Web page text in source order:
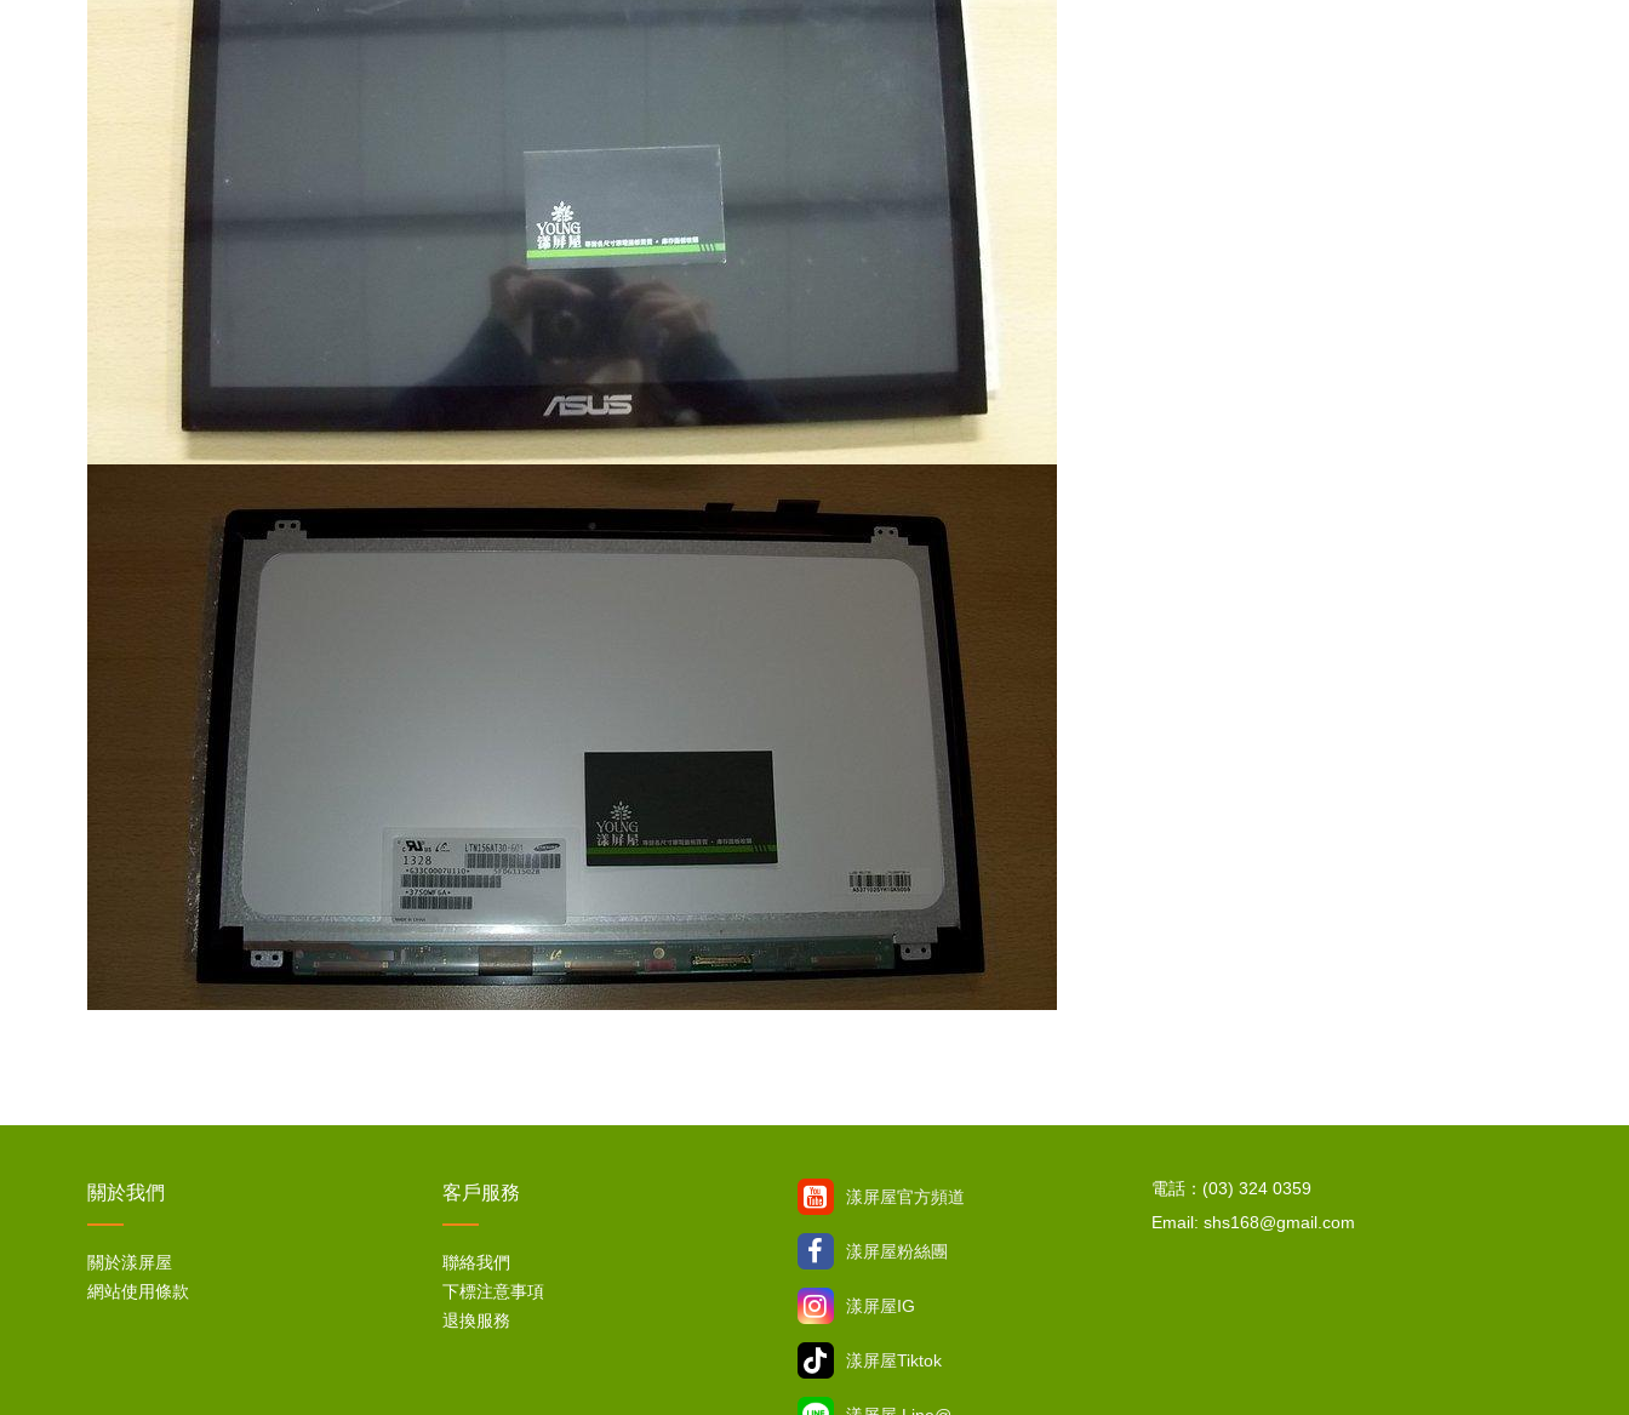
關於我們
關於漾屏屋
網站使用條款
客戶服務
聯絡我們
下標注意事項
退換服務
漾屏屋官方頻道
漾屏屋粉絲團
漾屏屋IG
漾屏屋Tiktok
電話：(03) 324 0359
Email: shs168@gmail.com